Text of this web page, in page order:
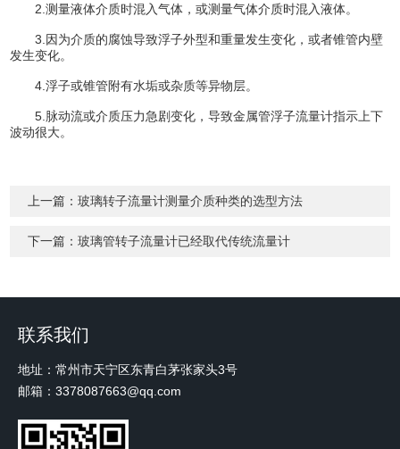
2.测量液体介质时混入气体，或测量气体介质时混入液体。
3.因为介质的腐蚀导致浮子外型和重量发生变化，或者锥管内壁
发生变化。
4.浮子或锥管附有水垢或杂质等异物层。
5.脉动流或介质压力急剧变化，导致金属管浮子流量计指示上下
波动很大。
上一篇：玻璃转子流量计测量介质种类的选型方法
下一篇：玻璃管转子流量计已经取代传统流量计
联系我们
地址：常州市天宁区东青白茅张家头3号
邮箱：3378087663@qq.com